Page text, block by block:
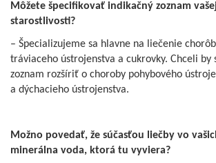
Môžete špecifikovať indikačný zoznam
starostlivosti?
– Špecializujeme sa hlavne na liečenie
tráviaceho ústrojenstva a cukrovky. Chceli by
zoznam rozšíriť o choroby pohybového
a dýchacieho ústrojenstva.
Možno povedať, že súčasťou liečby vo
minerálna voda, ktorá tu vyviera?